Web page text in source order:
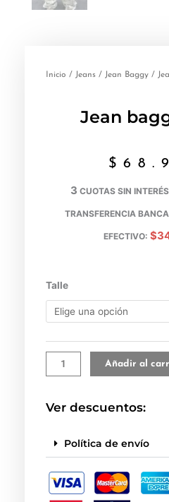
Inicio / Jeans / Jean Baggy /
Jean
$
3 CUOTAS SIN
TRANSFERENCIA
EFECTIVO:
Talle
Jean
baggy
Brasil
Añadir al
Ver descuentos:
Política de envío